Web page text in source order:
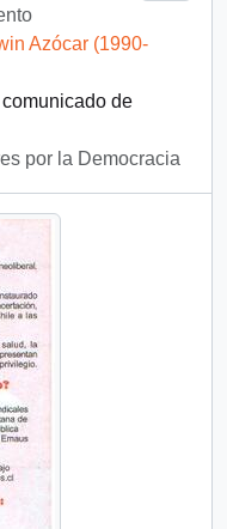
Azócar (1990-
de
por la Democracia